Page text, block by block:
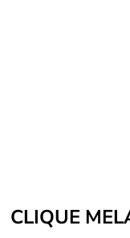
CLIQUE